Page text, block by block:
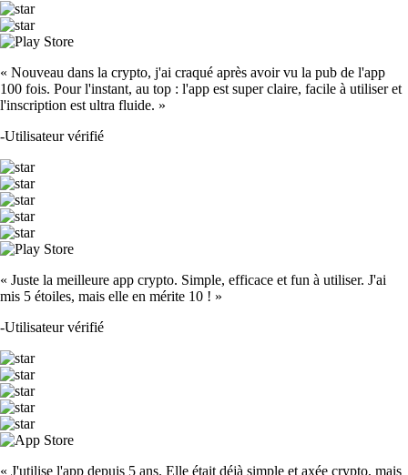
« Nouveau dans la crypto, j'ai craqué après avoir vu la pub de l'app
100 fois. Pour l'instant, au top : l'app est super claire, facile à utiliser et
l'inscription est ultra fluide. »
-Utilisateur vérifié
« Juste la meilleure app crypto. Simple, efficace et fun à utiliser. J'ai
mis 5 étoiles, mais elle en mérite 10 ! »
-Utilisateur vérifié
« J'utilise l'app depuis 5 ans. Elle était déjà simple et axée crypto, mais